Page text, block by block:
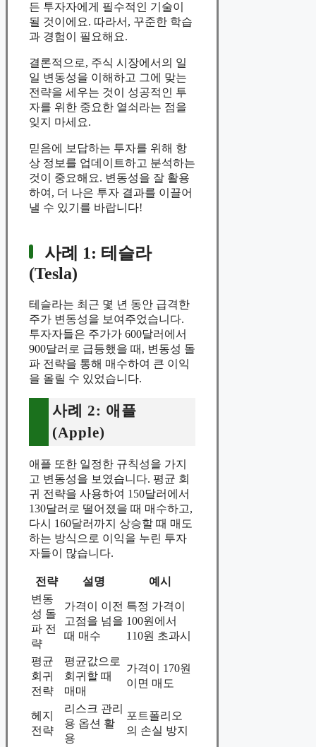
든 투자자에게 필수적인 기술이
될 것이에요. 따라서, 꾸준한 학습
과 경험이 필요해요.
결론적으로, 주식 시장에서의 일
일 변동성을 이해하고 그에 맞는
전략을 세우는 것이 성공적인 투
자를 위한 중요한 열쇠라는 점을
잊지 마세요.
믿음에 보답하는 투자를 위해 항
상 정보를 업데이트하고 분석하는
것이 중요해요. 변동성을 잘 활용
하여, 더 나은 투자 결과를 이끌어
낼 수 있기를 바랍니다!
사례 1: 테슬라
(Tesla)
테슬라는 최근 몇 년 동안 급격한
주가 변동성을 보여주었습니다.
투자자들은 주가가 600달러에서
900달러로 급등했을 때, 변동성 돌
파 전략을 통해 매수하여 큰 이익
을 올릴 수 있었습니다.
사례 2: 애플
(Apple)
애플 또한 일정한 규칙성을 가지
고 변동성을 보였습니다. 평균 회
귀 전략을 사용하여 150달러에서
130달러로 떨어졌을 때 매수하고,
다시 160달러까지 상승할 때 매도
하는 방식으로 이익을 누린 투자
자들이 많습니다.
전략 설명
예시
변동
성 돌
파 전
략
가격이 이전
고점을 넘을
때 매수
특정 가격이
100원에서
110원 초과시
평균
회귀
전략
평균값으로
회귀할 때
매매
가격이 170원
이면 매도
헤지
전략
리스크 관리
용 옵션 활
용
포트폴리오
의 손실 방지